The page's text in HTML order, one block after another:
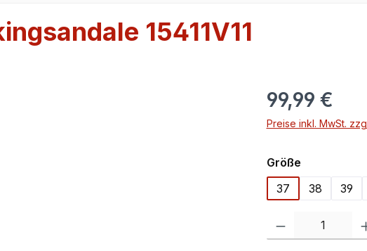
15411V11
99,99 €
Preise inkl. MwSt.
Größeauswählen
37
38 39